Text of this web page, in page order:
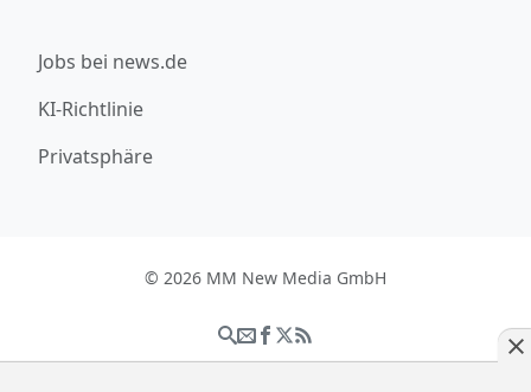
Jobs bei news.de
KI-Richtlinie
Privatsphäre
© 2026 MM New Media GmbH